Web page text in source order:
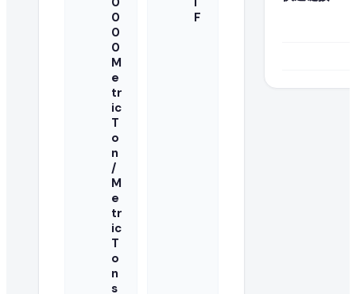
采购需求是由正在寻找供应商以批量进口或采购批发 used oil
如何响应此 used oil 采购需求?
认证供应商和制造商可以点击本页的"提交报价"按钮,将批发
正在寻找此 used oil 的买家是否已认证?
EximNext 对我们 B2B 市场上的买家实施认证流程,确保供应
我的报价中需要包含哪些信息?
您的报价应包括最优批发 FOB 价格、最低起订量(MOQ)、
我可以直接联系来自 Egypt 的买家吗?
可以,我们目录中已注册并已升级的供应商可访问买家的联系
0
0
0
M
e
tr
ic
T
o
n
/
M
e
tr
ic
T
o
n
s
F